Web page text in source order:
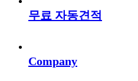
무료 자동견적
Company